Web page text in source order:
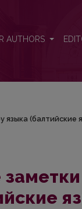
AUTHORS
языка (балтийские